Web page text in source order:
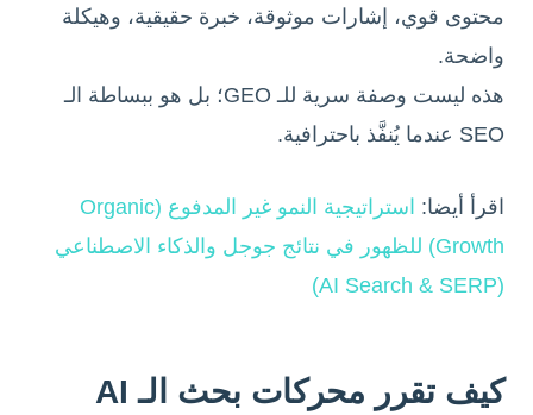
محتوى قوي، إشارات موثوقة، خبرة حقيقية، وهيكلة
واضحة.
هذه ليست وصفة سرية للـ GEO؛ بل هو ببساطة الـ
SEO عندما يُنفَّذ باحترافية.
اقرأ أيضا:
استراتيجية النمو غير المدفوع (Organic
Growth) للظهور في نتائج جوجل والذكاء الاصطناعي
(AI Search & SERP)
كيف تقرر محركات بحث الـ AI